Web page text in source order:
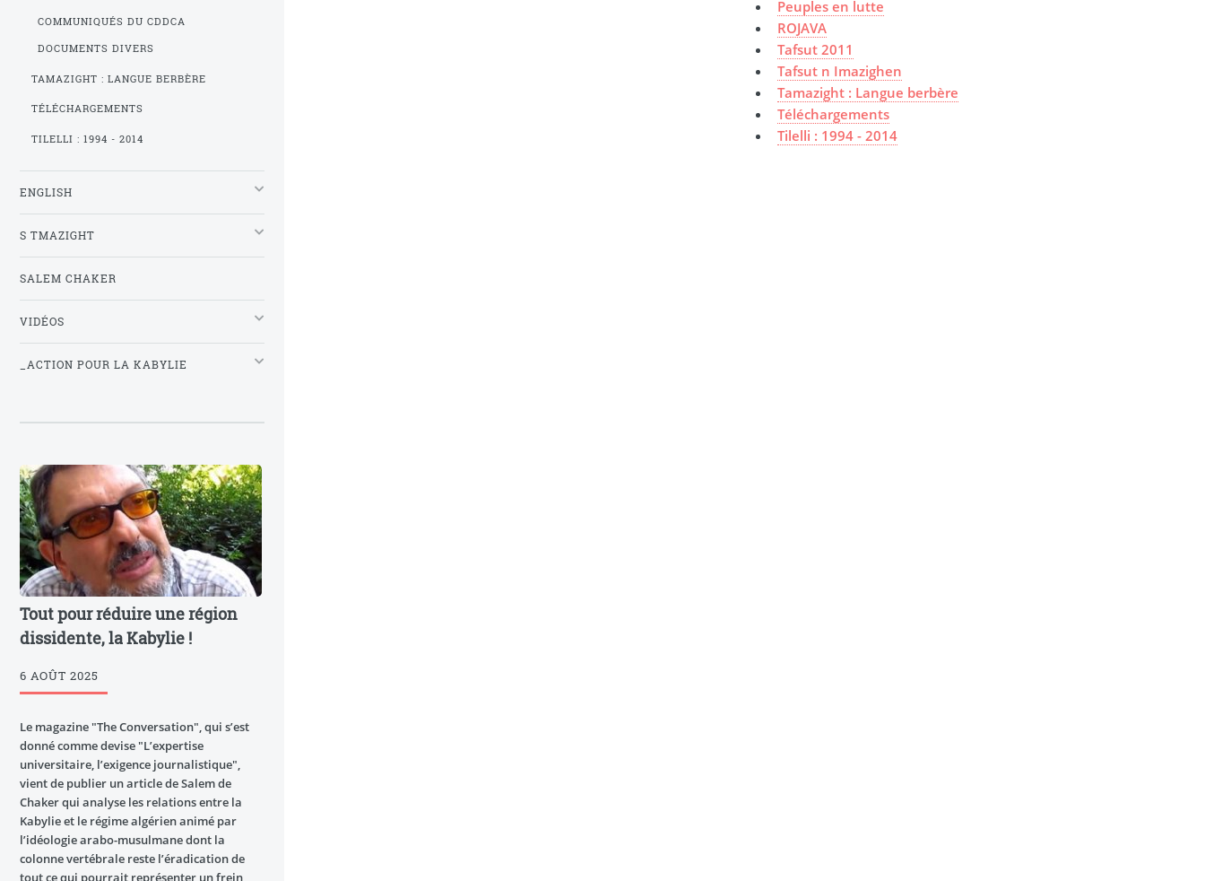
Peuples en lutte
ROJAVA
Tafsut 2011
Tafsut n Imazighen
Tamazight : Langue berbère
Téléchargements
Tilelli : 1994 - 2014
COMMUNIQUÉS DU CDDCA
DOCUMENTS DIVERS
TAMAZIGHT : LANGUE BERBÈRE
TÉLÉCHARGEMENTS
TILELLI : 1994 - 2014
ENGLISH
S TMAZIGHT
SALEM CHAKER
VIDÉOS
_ACTION POUR LA KABYLIE
Tout pour réduire une région
dissidente, la Kabylie !
6 AOÛT 2025
Le magazine "The Conversation", qui s’est
donné comme devise "L’expertise
universitaire, l’exigence journalistique",
vient de publier un article de Salem de
Chaker qui analyse les relations entre la
Kabylie et le régime algérien animé par
l’idéologie arabo-musulmane dont la
colonne vertébrale reste l’éradication de
tout ce qui pourrait représenter un frein